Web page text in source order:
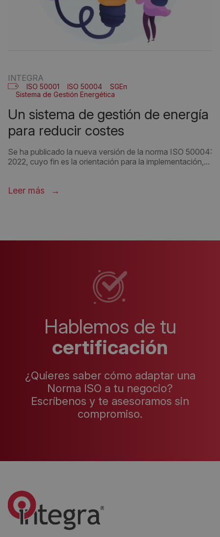
INTEGRA
ISO 50001 ISO 50004
SGEn
Sistema de Gestión Energética
un sistema de gestión de energía
para reducir costes
Se ha publicado la nueva versión de la norma ISO 50004:
2022, cuyo fin es la orientación para la implementación,...
Leer más
Hablemos de tu
certificación
¿Quieres saber cómo adaptar una
Norma ISO a tu negocio?
Escríbenos y te asesoramos sin
compromiso.